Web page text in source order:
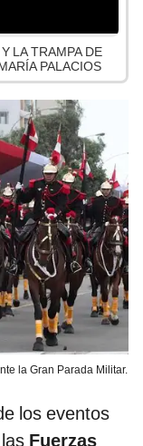
LA TRAMPA DE
PALACIOS
la Gran Parada Militar.
los eventos
Fuerzas